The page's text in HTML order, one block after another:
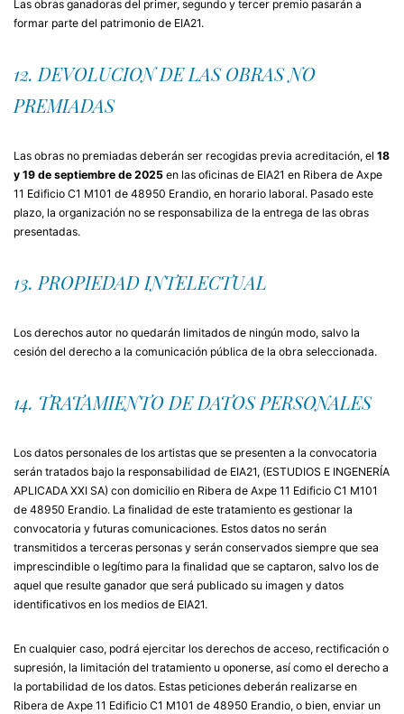
Las obras ganadoras del primer, segundo y tercer premio pasarán a
formar parte del patrimonio de EIA21.
12. DEVOLUCION DE LAS OBRAS NO
PREMIADAS
Las obras no premiadas deberán ser recogidas previa acreditación, el 18
y 19 de septiembre de 2025 en las oficinas de EIA21 en Ribera de Axpe
11 Edificio C1 M101 de 48950 Erandio, en horario laboral. Pasado este
plazo, la organización no se responsabiliza de la entrega de las obras
presentadas.
13. PROPIEDAD INTELECTUAL
Los derechos autor no quedarán limitados de ningún modo, salvo la
cesión del derecho a la comunicación pública de la obra seleccionada.
14. TRATAMIENTO DE DATOS PERSONALES
Los datos personales de los artistas que se presenten a la convocatoria
serán tratados bajo la responsabilidad de EIA21, (ESTUDIOS E INGENERÍA
APLICADA XXI SA) con domicilio en Ribera de Axpe 11 Edificio C1 M101
de 48950 Erandio. La finalidad de este tratamiento es gestionar la
convocatoria y futuras comunicaciones. Estos datos no serán
transmitidos a terceras personas y serán conservados siempre que sea
imprescindible o legítimo para la finalidad que se captaron, salvo los de
aquel que resulte ganador que será publicado su imagen y datos
identificativos en los medios de EIA21.
En cualquier caso, podrá ejercitar los derechos de acceso, rectificación o
supresión, la limitación del tratamiento u oponerse, así como el derecho a
la portabilidad de los datos. Estas peticiones deberán realizarse en
Ribera de Axpe 11 Edificio C1 M101 de 48950 Erandio, o bien, enviar un